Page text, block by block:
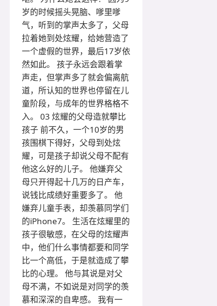
岁的时候摇头晃脑、嗲里嗲
气，听到的掌声太多了，父母
拉着她到处炫耀，给她营造了
一个虚假的世界，最后17岁依
然如此。 孩子永远会跟着掌
声走，但掌声多了就会偏离航
道，所认知的世界也停留在儿
童阶段，与成年的世界格格不
入。 03 炫耀的父母造就攀比
孩子 前不久，一个10岁的男
孩围棋下得好，父母到处炫
耀，可是孩子却说父母不配有
他这么好的儿子。 他嫌弃父
母只开得起十几万的日产车，
说钱比成绩好重要多了。 他
嫌弃儿童手表，却羡慕同学们
的iPhone7。 生活在炫耀里的
孩子很敏感，在父母的炫耀声
中，他们什么事情都要和同学
比一个高低，于是就造成了攀
比的心理。 他与其说是对父
母不满，不如说是对同学的羡
慕和深深的自卑感。 我有一